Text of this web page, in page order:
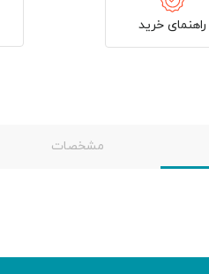
راهنمای خرید
مشخصات